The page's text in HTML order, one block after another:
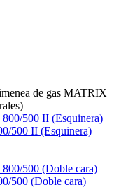
de gas MATRIX
500 II (Esquinera)
500 (Doble cara)